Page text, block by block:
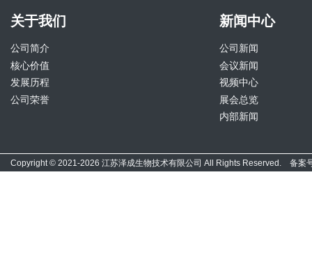
关于我们
公司简介
核心价值
发展历程
公司荣誉
新闻中心
公司新闻
会议新闻
视频中心
展会总览
内部新闻
Copyright © 2021-2026 江苏泽成生物技术有限公司 All Rights Reserved. 备案